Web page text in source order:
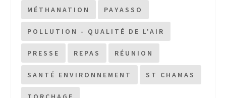
MÉTHANATION PAYASSO
POLLUTION - QUALITÉ DE L'AIR
PRESSE REPAS RÉUNION
SANTÉ ENVIRONNEMENT ST CHAMAS